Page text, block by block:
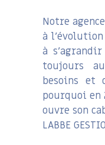
Notre
à
à
toujours
besoins et
pourquoi en
ouvre son
LABBE